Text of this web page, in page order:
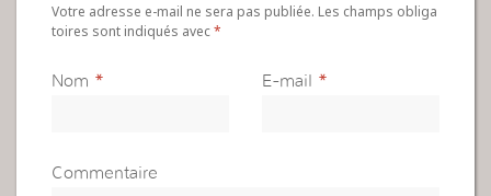
Votre adresse e-mail ne sera pas publiée. Les champs obliga
toires sont indiqués avec*
Nom * E-mail *
Commentaire